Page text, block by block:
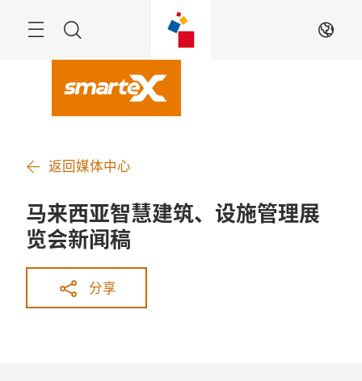
Navigation ZH
返回媒体中心
马来西亚智慧建筑、设施管理展
览会新闻稿
分享